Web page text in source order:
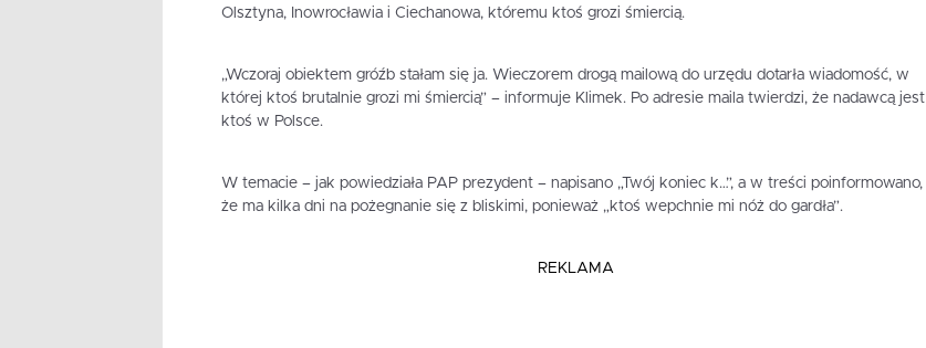
Olsztyna, Inowrocławia i Ciechanowa, któremu ktoś grozi śmiercią.
„Wczoraj obiektem gróźb stałam się ja. Wieczorem drogą mailową do urzędu dotarła wiadomość, w
której ktoś brutalnie grozi mi śmiercią” – informuje Klimek. Po adresie maila twierdzi, że nadawcą jest
ktoś w Polsce.
W temacie – jak powiedziała PAP prezydent – napisano „Twój koniec k…”, a w treści poinformowano,
że ma kilka dni na pożegnanie się z bliskimi, ponieważ „ktoś wepchnie mi nóż do gardła”.
REKLAMA